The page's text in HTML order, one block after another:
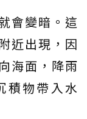
會變暗。這
近出現，因
海面，降雨
積物帶入水